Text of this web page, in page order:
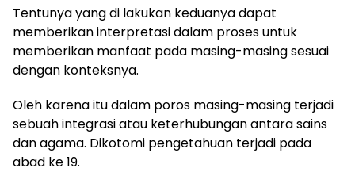
Tentunya yang di lakukan keduanya dapat
memberikan interpretasi dalam proses untuk
memberikan manfaat pada masing-masing sesuai
dengan konteksnya.
Oleh karena itu dalam poros masing-masing terjadi
sebuah integrasi atau keterhubungan antara sains
dan agama. Dikotomi pengetahuan terjadi pada
abad ke 19.